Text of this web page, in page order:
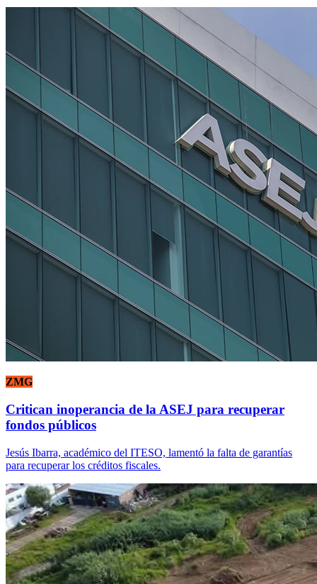
ZMG
Critican inoperancia de la ASEJ para recuperar
fondos públicos
Jesús Ibarra, académico del ITESO, lamentó la falta de garantías
para recuperar los créditos fiscales.